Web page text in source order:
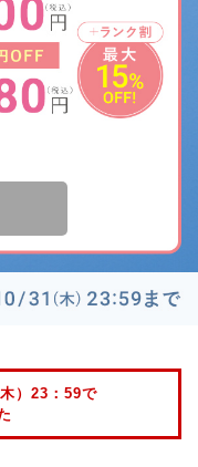
）23：59で